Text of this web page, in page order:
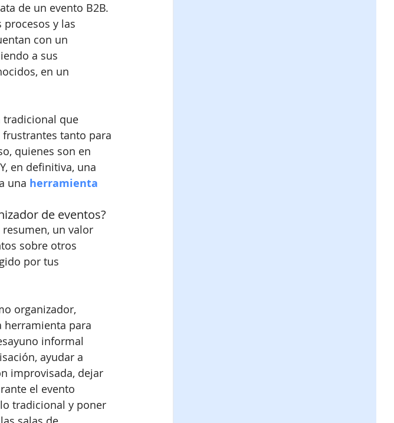
de un evento B2B.
procesos y las
con un
a sus
en un
tradicional que
tanto para
quienes son en
en definitiva, una
una herramienta
de eventos?
un valor
sobre otros
por tus
organizador,
herramienta para
informal
ayudar a
improvisada, dejar
el evento
tradicional y poner